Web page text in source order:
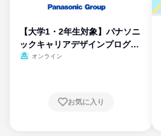
【大学1・2年生対象】パナソニ
ックキャリアデザインプログラ
ム
オンライン
お気に入り